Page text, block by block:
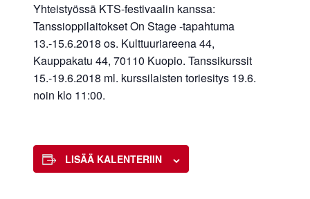
Yhteistyössä KTS-festivaalin kanssa:
Tanssioppilaitokset On Stage -tapahtuma
13.-15.6.2018 os. Kulttuuriareena 44,
Kauppakatu 44, 70110 Kuopio. Tanssikurssit
15.-19.6.2018 ml. kurssilaisten toriesitys 19.6.
noin klo 11:00.
LISÄÄ KALENTERIIN